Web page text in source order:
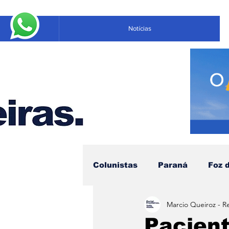
Notícias
Colunistas Paraná Foz
Educação Negócios
Marcio Queiroz -